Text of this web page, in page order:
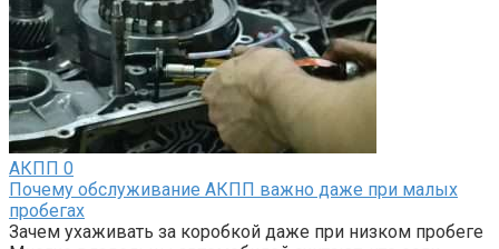
АКПП 0
Почему обслуживание АКПП важно даже при малых
пробегах
Зачем ухаживать за коробкой даже при низком пробеге